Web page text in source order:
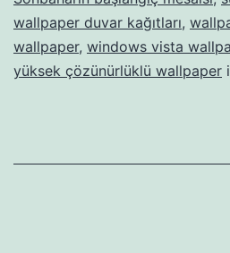
wallpaper duvar kağıtları,
wallpaper, windows vista
yüksek çözünürlüklü wallpaper